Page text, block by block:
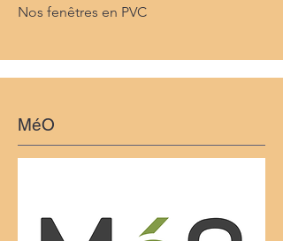
Nos fenêtres en PVC
MéO